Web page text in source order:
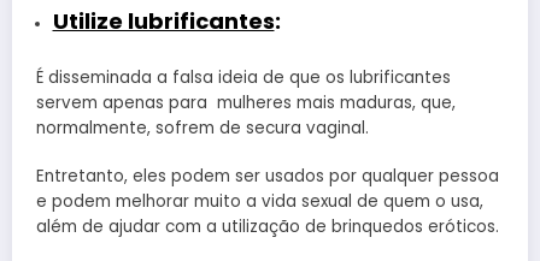
Utilize lubrificantes:
É disseminada a falsa ideia de que os lubrificantes
servem apenas para mulheres mais maduras, que,
normalmente, sofrem de secura vaginal.
Entretanto, eles podem ser usados por qualquer pessoa
e podem melhorar muito a vida sexual de quem o usa,
além de ajudar com a utilização de brinquedos eróticos.